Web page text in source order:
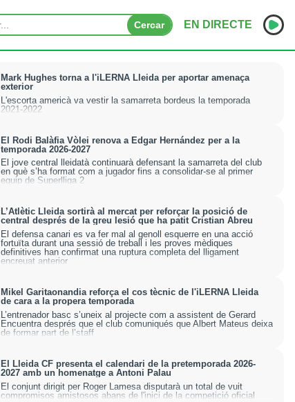
Cercar EN DIRECTE
INICI
NOTÍCIES
PROGRAMES
CONTACTE
Mark Hughes torna a l'iLERNA Lleida per aportar amenaça
exterior
L'escorta americà va vestir la samarreta bordeus la temporada
2021-2022
El Rodi Balàfia Vòlei renova a Edgar Hernández per a la
temporada 2026-2027
El jove central lleidatà continuarà defensant la samarreta del club
en què s’ha format com a jugador fins a consolidar-se al primer
equip de Superlliga 2
L’Atlètic Lleida sortirà al mercat per reforçar la posició de
central després de la greu lesió que ha patit Cristian Abreu
El defensa canari es va fer mal al genoll esquerre en una acció
fortuïta durant una sessió de treball i les proves mèdiques
definitives han confirmat una ruptura completa del lligament
encreuat anterior
Mikel Garitaonandia reforça el cos tècnic de l'iLERNA Lleida
de cara a la propera temporada
L’entrenador basc s’uneix al projecte com a assistent de Gerard
Encuentra després que el club comuniqués que Albert Mateus deixa
de formar part de l’staff
El Lleida CF presenta el calendari de la pretemporada 2026-
2027 amb un homenatge a Antoni Palau
El conjunt dirigit per Roger Lamesa disputarà un total de vuit
compromisos amistosos abans de l'inici de la competició oficial